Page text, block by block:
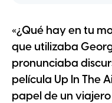
«¿Qué hay en tu
que utilizaba
pronunciaba
película Up In The
papel de un